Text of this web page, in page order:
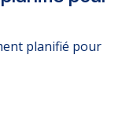
planifié pour